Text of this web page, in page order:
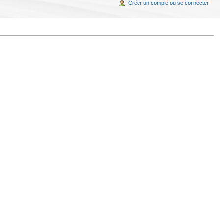
Créer un compte ou se connecter